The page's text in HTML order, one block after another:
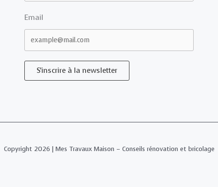
Email
S'inscrire à la newsletter
Copyright 2026 | Mes Travaux Maison – Conseils rénovation et bricolage